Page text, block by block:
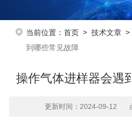
当前位置： 首页> 技术文章>
到哪些常见故障
操作气体进样器会遇
更新时间：2024-09-12